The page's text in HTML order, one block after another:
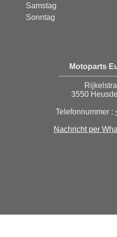
Samstag
Sonntag
Motoparts
3550
Telefonnummer :
Nachricht per